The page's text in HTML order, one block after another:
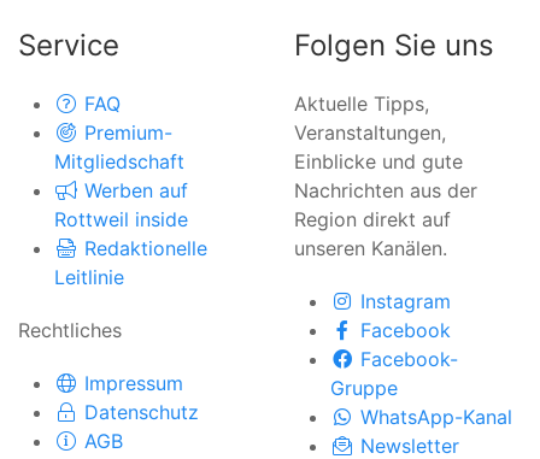
Service
FAQ
Premium-
Mitgliedschaft
Werben auf
Rottweil inside
Redaktionelle
Leitlinie
Rechtliches
Impressum
Datenschutz
AGB
Folgen Sie uns
Aktuelle Tipps,
Veranstaltungen,
Einblicke und gute
Nachrichten aus der
Region direkt auf
unseren Kanälen.
Instagram
Facebook
Facebook-
Gruppe
WhatsApp-Kanal
Newsletter